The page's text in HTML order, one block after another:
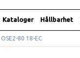
Kataloger Hållbarhet
OSE2-80 18-EC